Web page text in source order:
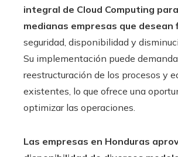
integral de Cloud Computing
medianas empresas que desean
seguridad, disponibilidad y
Su implementación puede
reestructuración de los procesos y
existentes, lo que ofrece una
optimizar las operaciones.
Las empresas en Honduras